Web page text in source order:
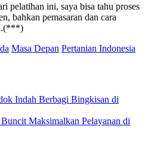
pelatihan ini, saya bisa tahu proses
bahkan pemasaran dan cara
Masa Depan Pertanian Indonesia
Indah Berbagi Bingkisan di
Maksimalkan Pelayanan di